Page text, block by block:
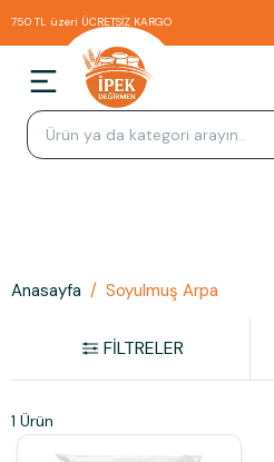
750 TL üzeri ÜCRETSİZ KARGO
Anasayfa / Soyulmuş Arpa
FİLTRELER
1 Ürün